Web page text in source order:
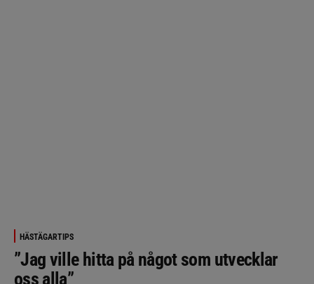
HÄSTÄGARTIPS
”Jag ville hitta på något som utvecklar
oss alla”